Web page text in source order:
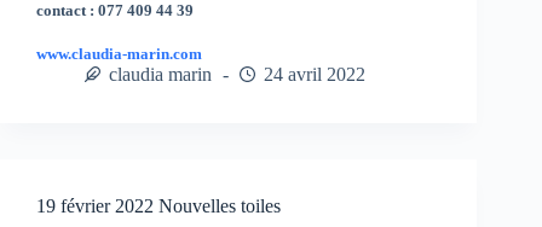
contact : 077 409 44 39
www.claudia-marin.com
claudia marin 24 avril 2022
19 février 2022 Nouvelles toiles